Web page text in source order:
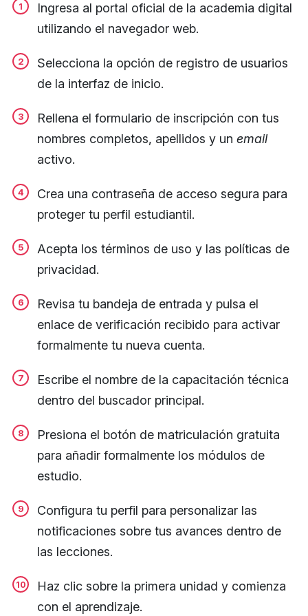
Ingresa al portal oficial de la academia digital
utilizando el navegador web.
Selecciona la opción de registro de usuarios
de la interfaz de inicio.
Rellena el formulario de inscripción con tus
nombres completos, apellidos y un email
activo.
Crea una contraseña de acceso segura para
proteger tu perfil estudiantil.
Acepta los términos de uso y las políticas de
privacidad.
Revisa tu bandeja de entrada y pulsa el
enlace de verificación recibido para activar
formalmente tu nueva cuenta.
Escribe el nombre de la capacitación técnica
dentro del buscador principal.
Presiona el botón de matriculación gratuita
para añadir formalmente los módulos de
estudio.
Configura tu perfil para personalizar las
notificaciones sobre tus avances dentro de
las lecciones.
Haz clic sobre la primera unidad y comienza
con el aprendizaje.